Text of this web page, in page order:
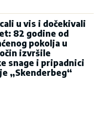
u vis i dočekivali
82 godine od
pokolja u
izvršile
snage i pripadnici
„Skenderbeg“